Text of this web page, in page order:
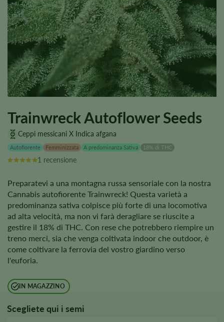
Trainwreck Autoflower Seeds
Ceppi messicani X Indica afgana
Autofiorente Femminizzata A predominanza Sativa 18% di THC
1 recensione
Preparatevi a una montagna russa sensoriale con la nostra
Cannabis autofiorente Trainwreck! Questa varietà a
predominanza sativa colpisce più forte di una locomotiva
ad alta velocità, ma non vi farà deragliare se riuscite a
gestire il 18% di THC. Con rese che potrebbero riempire un
treno merci, sia che venga coltivata indoor che outdoor, è
come coltivare la ferrovia del vostro giardino verso
l'euforia.
IN MAGAZZINO
Scegliete qui i semi